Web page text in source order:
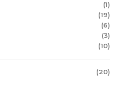
(1)
(19)
(6)
(3)
(10)
(20)